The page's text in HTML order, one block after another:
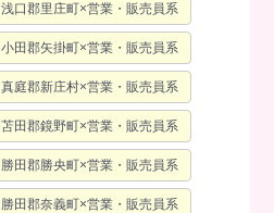
浅口郡里庄町×営業・販売員系
小田郡矢掛町×営業・販売員系
真庭郡新庄村×営業・販売員系
苫田郡鏡野町×営業・販売員系
勝田郡勝央町×営業・販売員系
勝田郡奈義町×営業・販売員系